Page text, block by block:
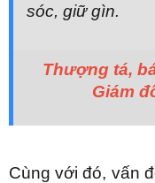
sóc, giữ gìn.
Thượng tá,
Giám
Cùng với đó, vấn